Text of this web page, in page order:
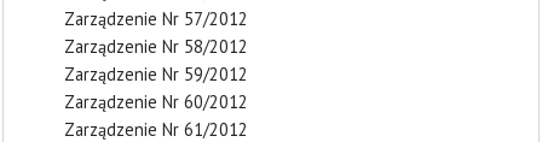
Zarządzenie Nr 57/2012
Zarządzenie Nr 58/2012
Zarządzenie Nr 59/2012
Zarządzenie Nr 60/2012
Zarządzenie Nr 61/2012